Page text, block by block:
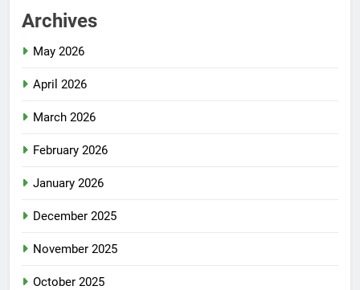
Archives
May 2026
April 2026
March 2026
February 2026
January 2026
December 2025
November 2025
October 2025